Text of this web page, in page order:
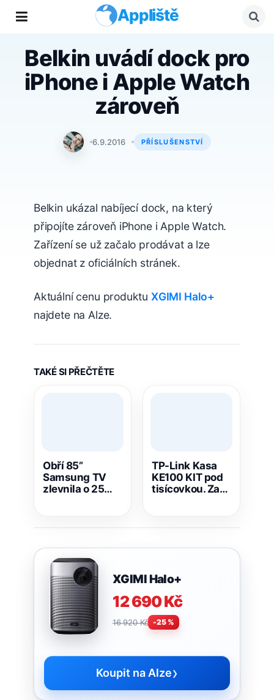
Appliště
Belkin uvádí dock pro
iPhone i Apple Watch
zároveň
Tomáš Svoboda
6.9.2016 PŘÍSLUŠENSTVÍ
Belkin ukázal nabíjecí dock, na který
připojíte zároveň iPhone i Apple Watch.
Zařízení se už začalo prodávat a lze
objednat z oficiálních stránek.
Aktuální cenu produktu XGIMI Halo+
najdete na Alze.
TAKÉ SI PŘEČTĚTE
Obří 85”
Samsung TV
zlevnila o 25
TP-Link Kasa
KE100 KIT pod
tisícovkou. Za
XGIMI Halo+
12 690 Kč
16 920 Kč -25 %
Koupit na Alze›